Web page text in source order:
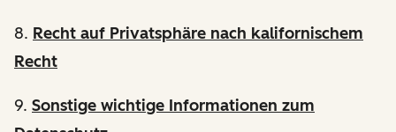
8. Recht auf Privatsphäre nach kalifornischem
Recht
9. Sonstige wichtige Informationen zum